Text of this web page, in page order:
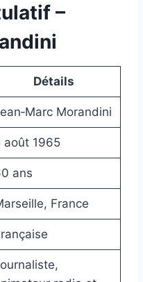
–
Détails
Morandini
août 1965
ans
France